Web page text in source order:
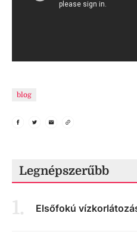
blog
Legnépszerűbb
1. Elsőfokú